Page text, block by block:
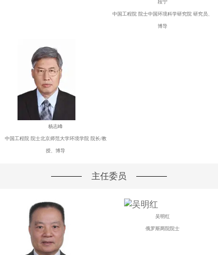
段宁
中国工程院 院士中国环境科学研究院 研究员、
博导
杨志峰
中国工程院 院士北京师范大学环境学院 院长/教
授、博导
主任委员
吴明红
俄罗斯两院院士